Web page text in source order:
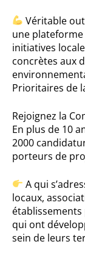
Véritable
une
initiatives
concrètes aux
Prioritaires de
Rejoignez la
En plus de 10
2000
porteurs de
A qui
locaux,
qui ont
sein de leurs